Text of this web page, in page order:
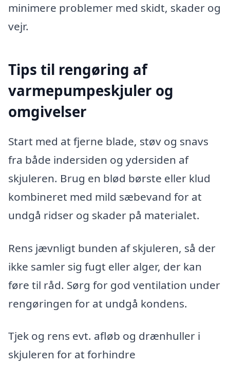
minimere problemer med skidt, skader og
vejr.
Tips til rengøring af
varmepumpeskjuler og
omgivelser
Start med at fjerne blade, støv og snavs
fra både indersiden og ydersiden af
skjuleren. Brug en blød børste eller klud
kombineret med mild sæbevand for at
undgå ridser og skader på materialet.
Rens jævnligt bunden af skjuleren, så der
ikke samler sig fugt eller alger, der kan
føre til råd. Sørg for god ventilation under
rengøringen for at undgå kondens.
Tjek og rens evt. afløb og drænhuller i
skjuleren for at forhindre